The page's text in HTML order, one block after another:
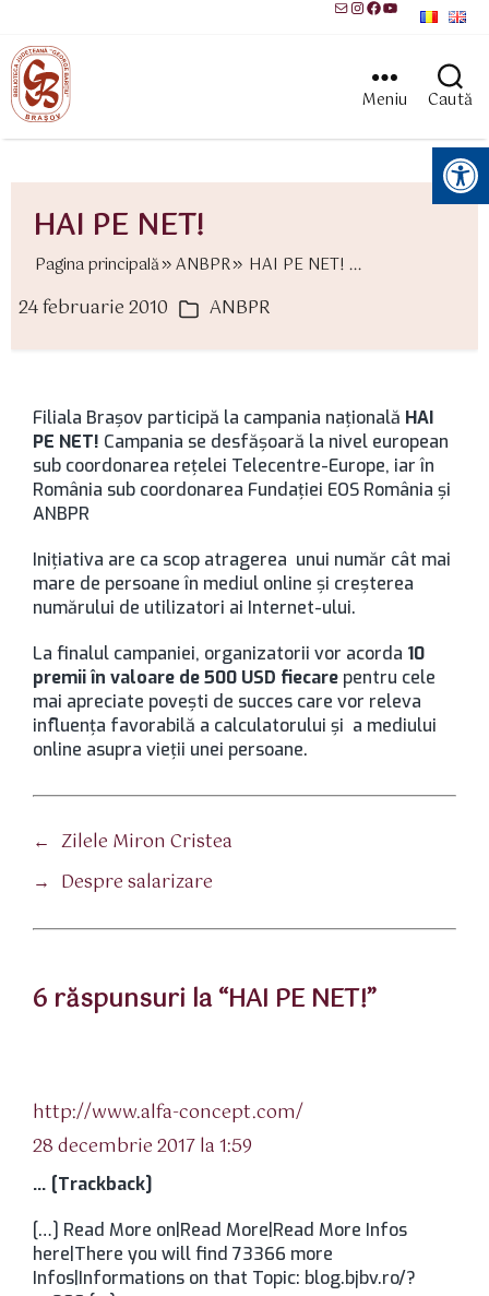
MailInstagram
Facebook
YouTube
Meniu Caută
Instrumente pentru accesibilitate
HAI PE NET!
Pagina principală ANBPR HAI PE NET! ...
24 februarie 2010 Categorii
ANBPR
Filiala Braşov participă la campania naţională HAI
PE NET! Campania se desfăşoară la nivel european
sub coordonarea reţelei Telecentre-Europe, iar în
România sub coordonarea Fundaţiei EOS România şi
ANBPR
Iniţiativa are ca scop atragerea unui număr cât mai
mare de persoane în mediul online şi creşterea
numărului de utilizatori ai Internet-ului.
La finalul campaniei, organizatorii vor acorda 10
premii în valoare de 500 USD fiecare pentru cele
mai apreciate poveşti de succes care vor releva
influenţa favorabilă a calculatorului şi a mediului
online asupra vieţii unei persoane.
← Zilele Miron Cristea
→ Despre salarizare
6 răspunsuri la “HAI PE NET!”
http://www.alfa-concept.com/spune:
28 decembrie 2017 la 1:59
… [Trackback]
[…] Read More on|Read More|Read More Infos
here|There you will find 73366 more
Infos|Informations on that Topic: blog.bjbv.ro/?